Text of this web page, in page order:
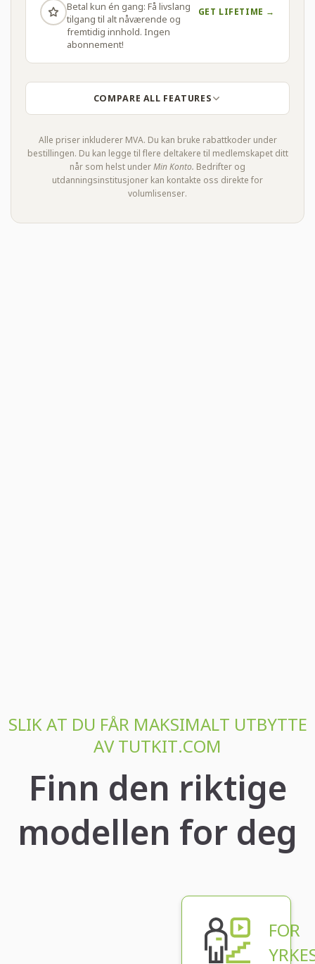
Betal kun én gang: Få livslang
tilgang til alt nåværende og
fremtidig innhold. Ingen
abonnement!
GET LIFETIME →
COMPARE ALL FEATURES
Alle priser inkluderer MVA. Du kan bruke rabattkoder under
bestillingen. Du kan legge til flere deltakere til medlemskapet ditt
når som helst underMin Konto. Bedrifter og
utdanningsinstitusjoner kan kontakte oss direkte for
volumlisenser.
SLIK AT DU FÅR MAKSIMALT UTBYTTE
AV TUTKIT.COM
Finn den riktige
modellen for deg
FOR